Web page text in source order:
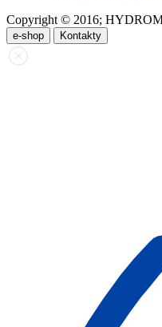
Copyright © 2016;
e-shop Kontakty